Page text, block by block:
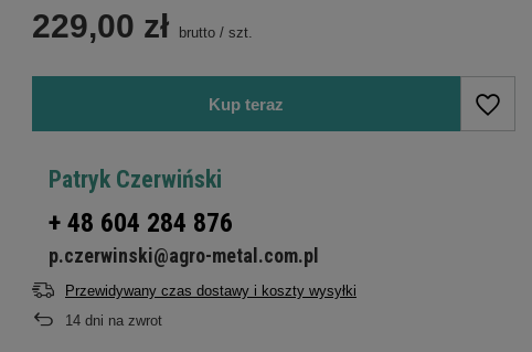
229,00 zł brutto /szt.
Kup teraz
Patryk Czerwiński
+ 48 604 284 876
p.czerwinski@agro-metal.com.pl
Przewidywany czas dostawy i koszty wysyłki
14 dni na zwrot